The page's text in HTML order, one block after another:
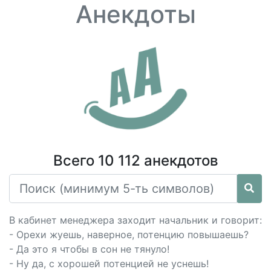
Анекдоты
Всего 10 112 анекдотов
В кабинет менеджера заходит начальник и говорит:
- Орехи жуешь, наверное, потенцию повышаешь?
- Да это я чтобы в сон не тянуло!
- Ну да, с хорошей потенцией не уснешь!